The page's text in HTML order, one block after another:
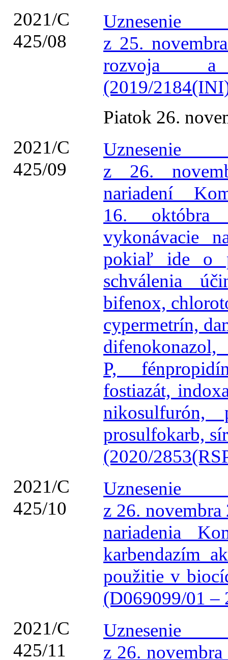
2021/C
425/08
Uznesenie
z 25.
rozvoja a
(2019/
Piatok 26.
2021/C
425/09
Uznesenie
z 26.
nariadení
16.
vykonávacie
pokiaľ ide o
schválenia
bifenox,
cypermetrín,
P,
fostiazát,
nikosulfurón,
prosulfokarb,
(2020/
2021/C
425/10
Uznesenie
z 26.
nariadenia
karbendazím
použitie v
(D069099/01 –
2021/C
425/11
Uznesenie
z 26.